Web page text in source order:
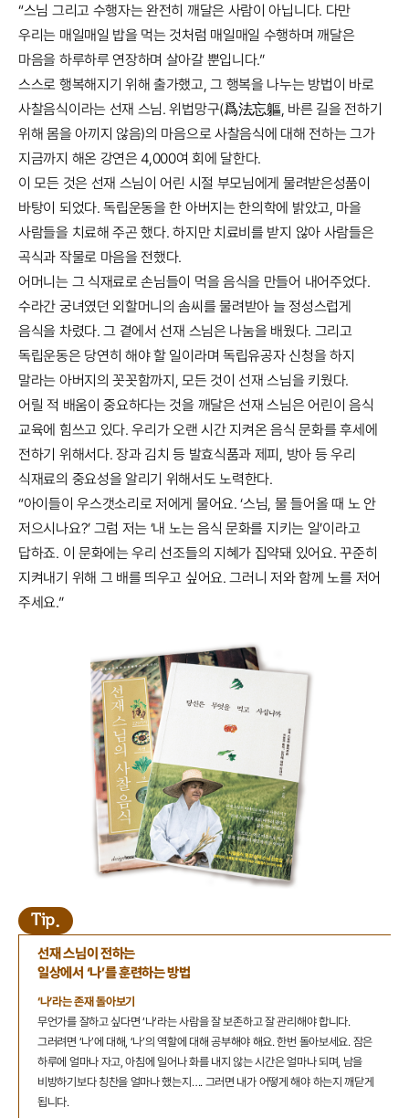
“스님 그리고 수행자는 완전히 깨달은 사람이 아닙니다. 다만
우리는 매일매일 밥을 먹는 것처럼 매일매일 수행하며 깨달은
마음을 하루하루 연장하며 살아갈 뿐입니다.”
스스로 행복해지기 위해 출가했고, 그 행복을 나누는 방법이 바로
사찰음식이라는 선재 스님. 위법망구(爲法忘軀, 바른 길을 전하기
위해 몸을 아끼지 않음)의 마음으로 사찰음식에 대해 전하는 그가
지금까지 해온 강연은 4,000여 회에 달한다.
이 모든 것은 선재 스님이 어린 시절 부모님에게 물려받은성품이
바탕이 되었다. 독립운동을 한 아버지는 한의학에 밝았고, 마을
사람들을 치료해 주곤 했다. 하지만 치료비를 받지 않아 사람들은
곡식과 작물로 마음을 전했다.
어머니는 그 식재료로 손님들이 먹을 음식을 만들어 내어주었다.
수라간 궁녀였던 외할머니의 솜씨를 물려받아 늘 정성스럽게
음식을 차렸다. 그 곁에서 선재 스님은 나눔을 배웠다. 그리고
독립운동은 당연히 해야 할 일이라며 독립유공자 신청을 하지
말라는 아버지의 꼿꼿함까지, 모든 것이 선재 스님을 키웠다.
어릴 적 배움이 중요하다는 것을 깨달은 선재 스님은 어린이 음식
교육에 힘쓰고 있다. 우리가 오랜 시간 지켜온 음식 문화를 후세에
전하기 위해서다. 장과 김치 등 발효식품과 제피, 방아 등 우리
식재료의 중요성을 알리기 위해서도 노력한다.
“아이들이 우스갯소리로 저에게 물어요. ‘스님, 물 들어올 때 노 안
저으시나요?’ 그럼 저는 ‘내 노는 음식 문화를 지키는 일’이라고
답하죠. 이 문화에는 우리 선조들의 지혜가 집약돼 있어요. 꾸준히
지켜내기 위해 그 배를 띄우고 싶어요. 그러니 저와 함께 노를 저어
주세요.”
Tip.
선재 스님이 전하는
일상에서 ‘나’를 훈련하는 방법
‘나’라는 존재 돌아보기
무언가를 잘하고 싶다면 ‘나’라는 사람을 잘 보존하고 잘 관리해야 합니다.
그러려면 ‘나’에 대해, ‘나’의 역할에 대해 공부해야 해요. 한번 돌아보세요. 잠은
하루에 얼마나 자고, 아침에 일어나 화를 내지 않는 시간은 얼마나 되며, 남을
비방하기보다 칭찬을 얼마나 했는지…. 그러면 내가 어떻게 해야 하는지 깨닫게
됩니다.